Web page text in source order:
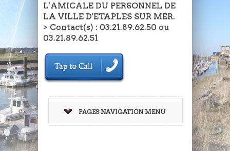
L'AMICALE DU PERSONNEL DE
LA VILLE D'ETAPLES SUR MER.
> Contact(s) : 03.21.89.62.50 ou
03.21.89.62.51
PAGES NAVIGATION MENU